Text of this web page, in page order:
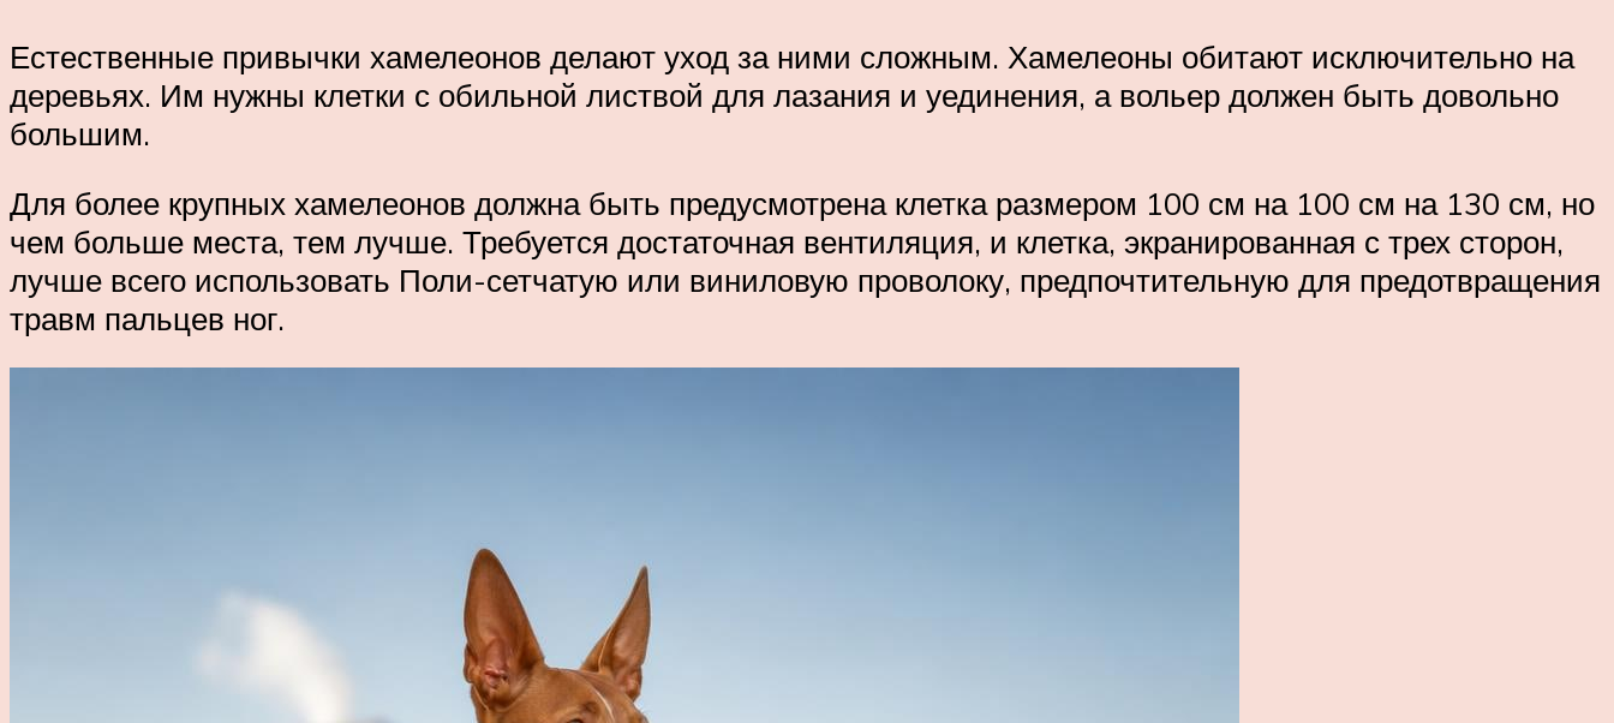
Естественные привычки хамелеонов делают уход за ними сложным. Хамелеоны обитают исключительно на
деревьях. Им нужны клетки с обильной листвой для лазания и уединения, а вольер должен быть довольно
большим.
Для более крупных хамелеонов должна быть предусмотрена клетка размером 100 см на 100 см на 130 см, но
чем больше места, тем лучше. Требуется достаточная вентиляция, и клетка, экранированная с трех сторон,
лучше всего использовать Поли-сетчатую или виниловую проволоку, предпочтительную для предотвращения
травм пальцев ног.